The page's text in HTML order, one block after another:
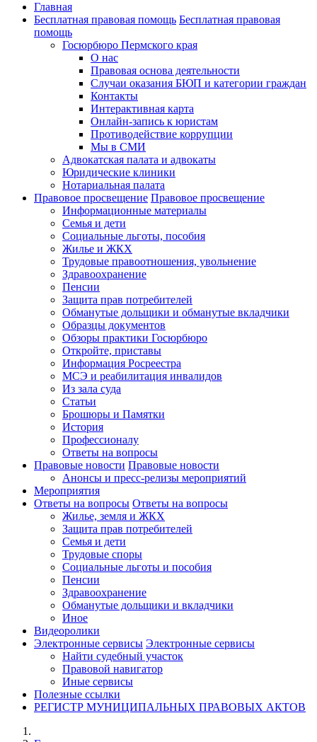
Главная
Бесплатная правовая помощь Бесплатная правовая
помощь
Госюрбюро Пермского края
О нас
Правовая основа деятельности
Случаи оказания БЮП и категории граждан
Контакты
Интерактивная карта
Онлайн-запись к юристам
Противодействие коррупции
Мы в СМИ
Адвокатская палата и адвокаты
Юридические клиники
Нотариальная палата
Правовое просвещение Правовое просвещение
Информационные материалы
Семья и дети
Социальные льготы, пособия
Жилье и ЖКХ
Трудовые правоотношения, увольнение
Здравоохранение
Пенсии
Защита прав потребителей
Обманутые дольщики и обманутые вкладчики
Образцы документов
Обзоры практики Госюрбюро
Откройте, приставы
Информация Росреестра
МСЭ и реабилитация инвалидов
Из зала суда
Статьи
Брошюры и Памятки
История
Профессионалу
Ответы на вопросы
Правовые новости Правовые новости
Анонсы и пресс-релизы мероприятий
Мероприятия
Ответы на вопросы Ответы на вопросы
Жилье, земля и ЖКХ
Защита прав потребителей
Семья и дети
Трудовые споры
Социальные льготы и пособия
Пенсии
Здравоохранение
Обманутые дольщики и вкладчики
Иное
Видеоролики
Электронные сервисы Электронные сервисы
Найти судебный участок
Правовой навигатор
Иные сервисы
Полезные ссылки
РЕГИСТР МУНИЦИПАЛЬНЫХ ПРАВОВЫХ АКТОВ